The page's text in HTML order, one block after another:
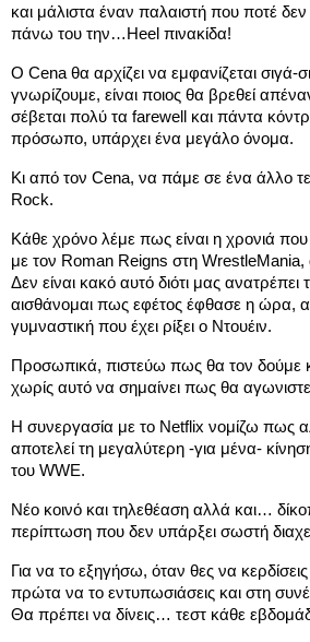
και μάλιστα έναν παλαιστή που ποτέ
πάνω του την…Heel πινακίδα!
Ο Cena θα αρχίζει να εμφανίζεται σιγά-
γνωρίζουμε, είναι ποιος θα βρεθεί
σέβεται πολύ τα farewell και πάντα
πρόσωπο, υπάρχει ένα μεγάλο όνομα.
Κι από τον Cena, να πάμε σε ένα άλλο
Rock.
Κάθε χρόνο λέμε πως είναι η χρονιά που
με τον Roman Reigns στη WrestleMania,
Δεν είναι κακό αυτό διότι μας
αισθάνομαι πως εφέτος έφθασε η ώρα,
γυμναστική που έχει ρίξει ο Ντουέιν.
Προσωπικά, πιστεύω πως θα τον δούμε
χωρίς αυτό να σημαίνει πως θα
Η συνεργασία με το Netflix νομίζω πως
αποτελεί τη μεγαλύτερη -για μένα-
του WWE.
Νέο κοινό και τηλεθέαση αλλά και…
περίπτωση που δεν υπάρξει σωστή
Για να το εξηγήσω, όταν θες να
πρώτα να το εντυπωσιάσεις και στη
Θα πρέπει να δίνεις… τεστ κάθε